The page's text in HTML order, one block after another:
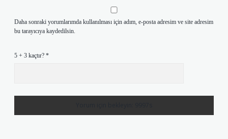
Daha sonraki yorumlarımda kullanılması için adım, e-posta adresim ve site adresim
bu tarayıcıya kaydedilsin.
5 + 3 kaçtır? *